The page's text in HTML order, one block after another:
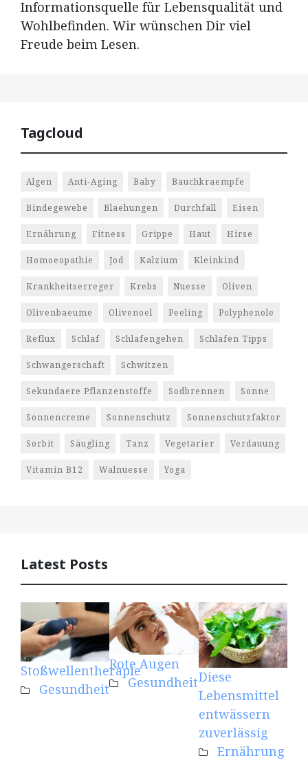
Informationsquelle für Lebensqualität und
Wohlbefinden. Wir wünschen Dir viel
Freude beim Lesen.
Tagcloud
Algen Anti-Aging Baby Bauchkraempfe
Bindegewebe Blaehungen Durchfall Eisen
Ernährung Fitness Grippe Haut Hirse
Homoeopathie Jod Kalzium Kleinkind
Krankheitserreger Krebs Nuesse Oliven
Olivenbaeume Olivenoel Peeling Polyphenole
Reflux Schlaf Schlafengehen Schlafen Tipps
Schwangerschaft Schwitzen
Sekundaere Pflanzenstoffe Sodbrennen Sonne
Sonnencreme Sonnenschutz Sonnenschutzfaktor
Sorbit Säugling Tanz Vegetarier Verdauung
Vitamin B12 Walnuesse Yoga
Latest Posts
Stoßwellentherapie
Gesundheit
Rote Augen
GesundheitDiese
Lebensmittel
entwässern
zuverlässig
Ernährung